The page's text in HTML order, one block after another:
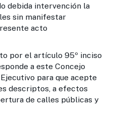
intervención la
sin manifestar
acto
por el artículo 95º inciso
a este Concejo
para que acepte
descriptos, a efectos
de calles públicas y